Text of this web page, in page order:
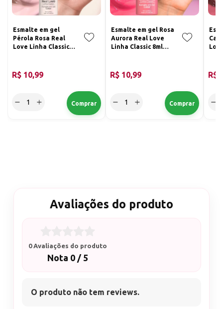
Esmalte em gel
Pérola Rosa Real
Love Linha Classic
R$ 10,99
Esmalte em gel Rosa
Aurora Real Love
Linha Classic 8ml
R$ 10,99 R$
Avaliações do produto
0 Avaliações do produto
Nota 0 / 5
O produto não tem reviews.